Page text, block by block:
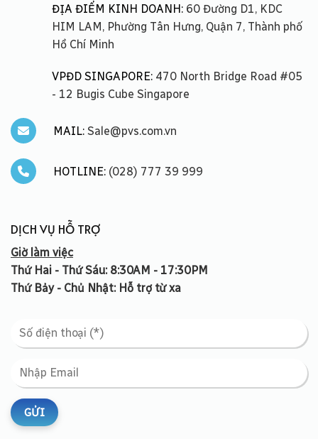
ĐỊA ĐIỂM KINH DOANH: 60 Đường D1, KDC
HIM LAM, Phường Tân Hưng, Quận 7, Thành phố
Hồ Chí Minh
VPĐD SINGAPORE: 470 North Bridge Road #05
- 12 Bugis Cube Singapore
MAIL: Sale@pvs.com.vn
HOTLINE: (028) 777 39 999
DỊCH VỤ HỖ TRỢ
Giờ làm việc
Thứ Hai - Thứ Sáu: 8:30AM - 17:30PM
Thứ Bảy - Chủ Nhật: Hỗ trợ từ xa